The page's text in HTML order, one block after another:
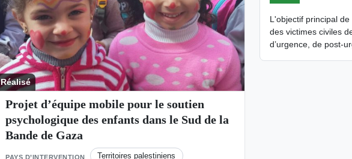
Réalisé
Projet d’équipe mobile pour le soutien
psychologique des enfants dans le Sud de la
Bande de Gaza
PAYS D’INTERVENTION Territoires palestiniens
L'objectif principal
des victimes civiles
d’urgence, de post-